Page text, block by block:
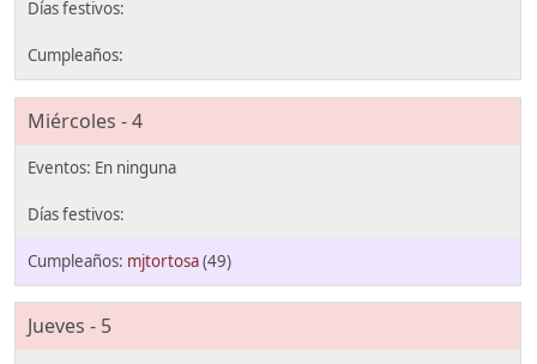
Miércoles - 4
mjtortosa(49)
Jueves - 5